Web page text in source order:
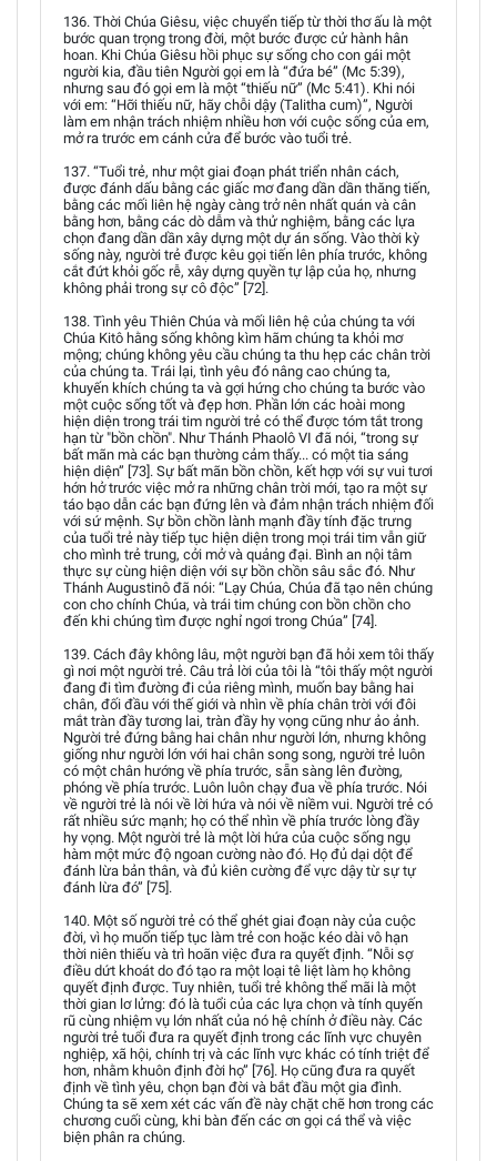
136. Thời Chúa Giêsu, việc chuyển tiếp từ thời thơ ấu là một
bước quan trọng trong đời, một bước được cử hành hân
hoan. Khi Chúa Giêsu hồi phục sự sống cho con gái một
người kia, đầu tiên Người gọi em là “đứa bé” (Mc 5:39),
nhưng sau đó gọi em là một “thiếu nữ” (Mc 5:41). Khi nói
với em: “Hỡi thiếu nữ, hãy chỗi dậy (Talitha cum)”, Người
làm em nhận trách nhiệm nhiều hơn với cuộc sống của em,
mở ra trước em cánh cửa để bước vào tuổi trẻ.
137. “Tuổi trẻ, như một giai đoạn phát triển nhân cách,
được đánh dấu bằng các giấc mơ đang dần dần thăng tiến,
bằng các mối liên hệ ngày càng trở nên nhất quán và cân
bằng hơn, bằng các dò dẫm và thử nghiệm, bằng các lựa
chọn đang dần dần xây dựng một dự án sống. Vào thời kỳ
sống này, người trẻ được kêu gọi tiến lên phía trước, không
cắt đứt khỏi gốc rễ, xây dựng quyền tự lập của họ, nhưng
không phải trong sự cô độc” [72].
138. Tình yêu Thiên Chúa và mối liên hệ của chúng ta với
Chúa Kitô hằng sống không kìm hãm chúng ta khỏi mơ
mộng; chúng không yêu cầu chúng ta thu hẹp các chân trời
của chúng ta. Trái lại, tình yêu đó nâng cao chúng ta,
khuyến khích chúng ta và gợi hứng cho chúng ta bước vào
một cuộc sống tốt và đẹp hơn. Phần lớn các hoài mong
hiện diện trong trái tim người trẻ có thể được tóm tắt trong
hạn từ "bồn chồn". Như Thánh Phaolô VI đã nói, “trong sự
bất mãn mà các bạn thường cảm thấy... có một tia sáng
hiện diện” [73]. Sự bất mãn bồn chồn, kết hợp với sự vui tươi
hớn hở trước việc mở ra những chân trời mới, tạo ra một sự
táo bạo dẫn các bạn đứng lên và đảm nhận trách nhiệm đối
với sứ mệnh. Sự bồn chồn lành mạnh đầy tính đặc trưng
của tuổi trẻ này tiếp tục hiện diện trong mọi trái tim vẫn giữ
cho mình trẻ trung, cởi mở và quảng đại. Bình an nội tâm
thực sự cùng hiện diện với sự bồn chồn sâu sắc đó. Như
Thánh Augustinô đã nói: “Lạy Chúa, Chúa đã tạo nên chúng
con cho chính Chúa, và trái tim chúng con bồn chồn cho
đến khi chúng tìm được nghỉ ngơi trong Chúa” [74].
139. Cách đây không lâu, một người bạn đã hỏi xem tôi thấy
gì nơi một người trẻ. Câu trả lời của tôi là “tôi thấy một người
đang đi tìm đường đi của riêng mình, muốn bay bằng hai
chân, đối đầu với thế giới và nhìn về phía chân trời với đôi
mắt tràn đầy tương lai, tràn đầy hy vọng cũng như ảo ảnh.
Người trẻ đứng bằng hai chân như người lớn, nhưng không
giống như người lớn với hai chân song song, người trẻ luôn
có một chân hướng về phía trước, sẵn sàng lên đường,
phóng về phía trước. Luôn luôn chạy đua về phía trước. Nói
về người trẻ là nói về lời hứa và nói về niềm vui. Người trẻ có
rất nhiều sức mạnh; họ có thể nhìn về phía trước lòng đầy
hy vọng. Một người trẻ là một lời hứa của cuộc sống ngụ
hàm một mức độ ngoan cường nào đó. Họ đủ dại dột để
đánh lừa bản thân, và đủ kiên cường để vực dậy từ sự tự
đánh lừa đó” [75].
140. Một số người trẻ có thể ghét giai đoạn này của cuộc
đời, vì họ muốn tiếp tục làm trẻ con hoặc kéo dài vô hạn
thời niên thiếu và trì hoãn việc đưa ra quyết định. “Nỗi sợ
điều dứt khoát do đó tạo ra một loại tê liệt làm họ không
quyết định được. Tuy nhiên, tuổi trẻ không thể mãi là một
thời gian lơ lửng: đó là tuổi của các lựa chọn và tính quyến
rũ cùng nhiệm vụ lớn nhất của nó hệ chính ở điều này. Các
người trẻ tuổi đưa ra quyết định trong các lĩnh vực chuyên
nghiệp, xã hội, chính trị và các lĩnh vực khác có tính triệt để
hơn, nhằm khuôn định đời họ” [76]. Họ cũng đưa ra quyết
định về tình yêu, chọn bạn đời và bắt đầu một gia đình.
Chúng ta sẽ xem xét các vấn đề này chặt chẽ hơn trong các
chương cuối cùng, khi bàn đến các ơn gọi cá thể và việc
biện phân ra chúng.